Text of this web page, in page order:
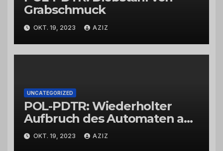
Grabschmuck
OKT. 19, 2023 AZIZ
UNCATEGORIZED
POL-PDTR: Wiederholter
Aufbruch des Automaten am
Wohnmobilstellplatz in
Hermeskeil am Labachweg
OKT. 19, 2023 AZIZ